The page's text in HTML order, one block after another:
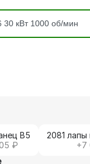
В5
₽
2081 лапы
+7